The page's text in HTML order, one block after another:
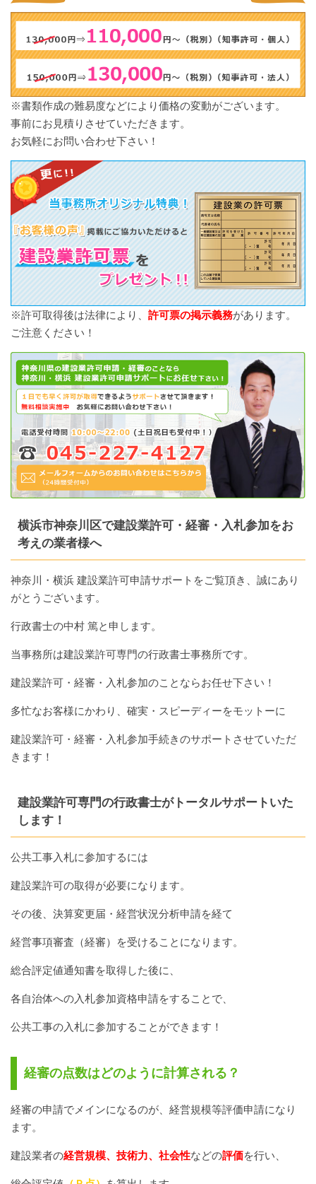
※書類作成の難易度などにより価格の変動がございます。
事前にお見積りさせていただきます。
お気軽にお問い合わせ下さい！
※許可取得後は法律により、 許可票の掲示義務があります。
ご注意ください！
横浜市神奈川区で建設業許可・経審・入札参加をお
考えの業者様へ
神奈川・横浜 建設業許可申請サポートをご覧頂き、誠にあり
がとうございます。
行政書士の中村 篤と申します。
当事務所は建設業許可専門の行政書士事務所です。
建設業許可・経審・入札参加のことならお任せ下さい！
多忙なお客様にかわり、確実・スピーディーをモットーに
建設業許可・経審・入札参加手続きのサポートさせていただ
きます！
建設業許可専門の行政書士がトータルサポートいた
します！
公共工事入札に参加するには
建設業許可の取得が必要になります。
その後、決算変更届・経営状況分析申請を経て
経営事項審査（経審）を受けることになります。
総合評定値通知書を取得した後に、
各自治体への入札参加資格申請をすることで、
公共工事の入札に参加することができます！
経審の点数はどのように計算される？
経審の申請でメインになるのが、経営規模等評価申請になり
ます。
建設業者の経営規模、技術力、社会性などの評価を行い、